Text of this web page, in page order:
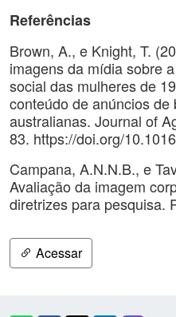
Referências
Brown, A., e Knight, T.
imagens da mídia sobre
social das mulheres de
conteúdo de anúncios
australianas. Journal of
83. https://doi.org/
Campana, A.N.N.B., e
Avaliação da imagem
diretrizes para pesquisa.
Acessar